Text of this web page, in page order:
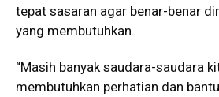
tepat sasaran agar benar-benar
yang membutuhkan.
“Masih banyak saudara-saudara
membutuhkan perhatian dan